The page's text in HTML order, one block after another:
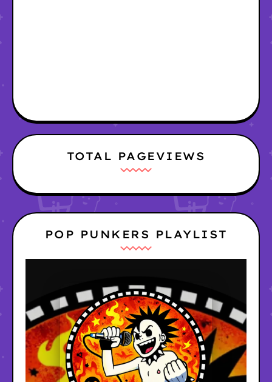
TOTAL PAGEVIEWS
POP PUNKERS PLAYLIST